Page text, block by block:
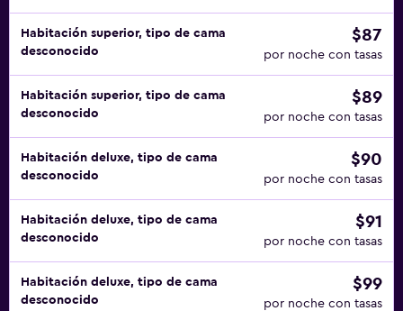
Habitación superior, tipo de cama
desconocido
$87
por noche con tasas
Habitación superior, tipo de cama
desconocido
$89
por noche con tasas
Habitación deluxe, tipo de cama
desconocido
$90
por noche con tasas
Habitación deluxe, tipo de cama
desconocido
$91
por noche con tasas
Habitación deluxe, tipo de cama
desconocido
$99
por noche con tasas